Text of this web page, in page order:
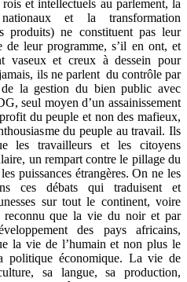
et intellectuels au parlement, la
et la transformation
produits) ne constituent pas leur
leur programme, s’il en ont, et
vaseux et creux à dessein pour
ils ne parlent du contrôle par
la gestion du bien public avec
seul moyen d’un assainissement
du peuple et non des mafieux,
du peuple au travail. Ils
les travailleurs et les citoyens
un rempart contre le pillage du
puissances étrangères. On ne les
ces débats qui traduisent et
sur tout le continent, voire
que la vie du noir et par
des pays africains,
la vie de l’humain et non plus le
politique économique. La vie de
sa langue, sa production,